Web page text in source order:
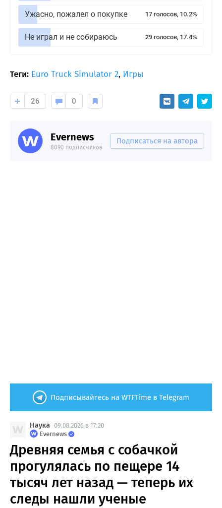
Ужасно, пожалел о покупке 17 голосов, 10.2%
Не играл и не собираюсь 29 голосов, 17.4%
Теги: Euro Truck Simulator 2, Игры
26 0
Evernews
8090 подписчиков
Подписаться на автора
Подписывайтесь на WTFTime в Telegram
Наука 09.08.2026 в 17:20
Evernews
Древняя семья с собачкой
прогулялась по пещере 14
тысяч лет назад — теперь их
следы нашли ученые